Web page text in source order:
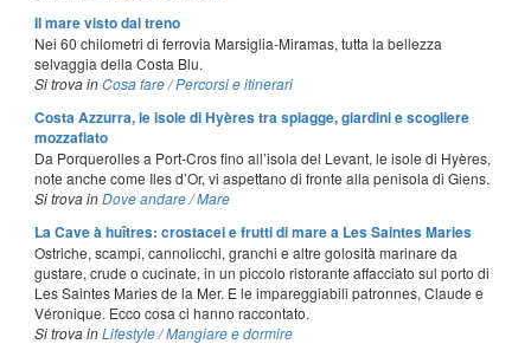
Il mare visto dal treno
Nei 60 chilometri di ferrovia Marsiglia-Miramas, tutta la bellezza
selvaggia della Costa Blu.
Si trova in Cosa fare /Percorsi e itinerari
Costa Azzurra, le isole di Hyères tra spiagge, giardini e scogliere
mozzafiato
Da Porquerolles a Port-Cros fino all’isola del Levant, le isole di Hyères,
note anche come Iles d’Or, vi aspettano di fronte alla penisola di Giens.
Si trova in Dove andare /Mare
La Cave à huîtres: crostacei e frutti di mare a Les Saintes Maries
Ostriche, scampi, cannolicchi, granchi e altre golosità marinare da
gustare, crude o cucinate, in un piccolo ristorante affacciato sul porto di
Les Saintes Maries de la Mer. E le impareggiabili patronnes, Claude e
Véronique. Ecco cosa ci hanno raccontato.
Si trova in Lifestyle /Mangiare e dormire